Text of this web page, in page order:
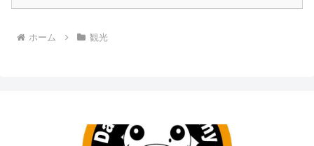
ホーム 観光